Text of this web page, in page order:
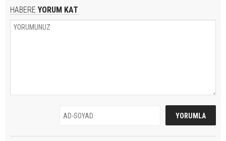
HABERE YORUM KAT